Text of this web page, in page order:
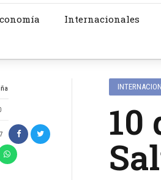
Internacionales
7 10